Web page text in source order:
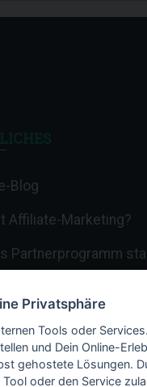
Blog
Affiliate-Marketing?
Partnerprogramm
& Veranstaltungen
Anbieter
Privatsphäre
Tools oder
und Dein Online-
gehostete Lösungen.
oder den Service